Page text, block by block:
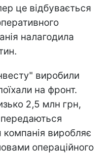
це відбувається
налагодила
виробили
на фронт.
2,5 млн грн,
виробляє
операційного